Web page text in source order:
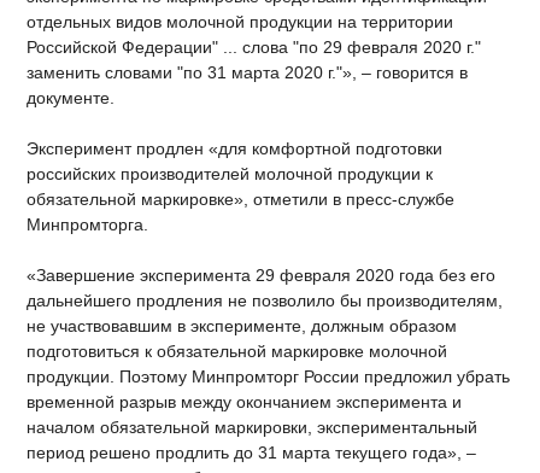
отдельных видов молочной продукции на территории
Российской Федерации" ... слова "по 29 февраля 2020 г."
заменить словами "по 31 марта 2020 г."», – говорится в
документе.
Эксперимент продлен «для комфортной подготовки
российских производителей молочной продукции к
обязательной маркировке», отметили в пресс-службе
Минпромторга.
«Завершение эксперимента 29 февраля 2020 года без его
дальнейшего продления не позволило бы производителям,
не участвовавшим в эксперименте, должным образом
подготовиться к обязательной маркировке молочной
продукции. Поэтому Минпромторг России предложил убрать
временной разрыв между окончанием эксперимента и
началом обязательной маркировки, экспериментальный
период решено продлить до 31 марта текущего года», –